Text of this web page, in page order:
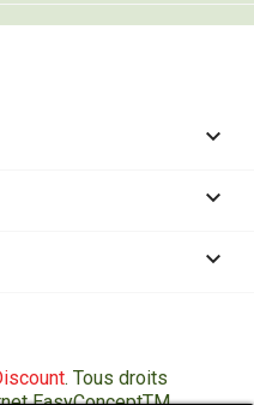



. Tous droits